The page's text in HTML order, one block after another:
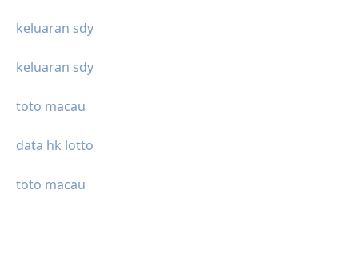
keluaran sdy
keluaran sdy
toto macau
data hk lotto
toto macau